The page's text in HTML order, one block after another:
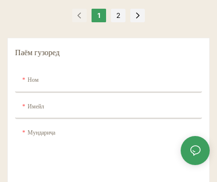
ҷашни Мавлуди Исо халтаи
коғази ҳунарӣ бо дастаки
1 2
Паём гузоред
Ном
Имейл
Мундариҷа